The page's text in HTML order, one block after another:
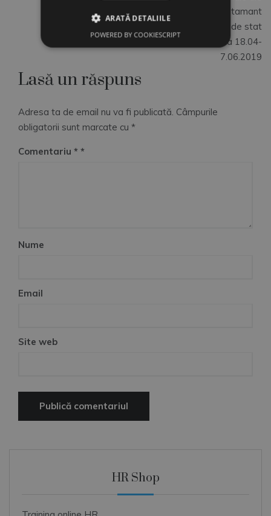
unitatilor de invatamant
preuniversitar de stat
evaluate in perioada 18.04-
7.06.2019
Lasă un răspuns
Adresa ta de email nu va fi publicată. Câmpurile
obligatorii sunt marcate cu *
Comentariu *
Nume
Email
Site web
HR Shop
ARATĂ DETALIILE
POWERED BY COOKIESCRIPT